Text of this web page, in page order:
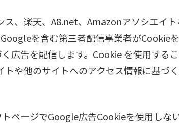
、楽天、A8.net、Amazonアソシエイ
を含む第三者配信事業者がCookie
広告を配信します。Cookie を使用する
や他のサイトへのアクセス情報に基づ
ページでGoogle広告Cookieを使用しな